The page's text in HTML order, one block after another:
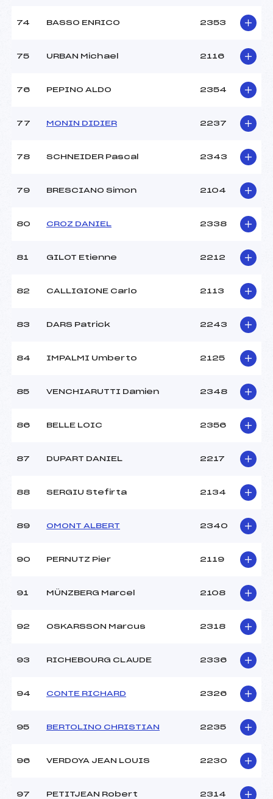
74 BASSO ENRICO 2353
75 URBAN Michael 2116
76 PEPINO ALDO 2354
77 MONIN DIDIER 2237
78 SCHNEIDER Pascal 2343
79 BRESCIANO Simon 2104
80 CROZ DANIEL 2338
81 GILOT Etienne 2212
82 CALLIGIONE Carlo 2113
83 DARS Patrick 2243
84 IMPALMI Umberto 2125
85 VENCHIARUTTI Damien 2348
86 BELLE LOIC 2356
87 DUPART DANIEL 2217
88 SERGIU Stefirta 2134
89 OMONT ALBERT 2340
90 PERNUTZ Pier 2119
91 MÜNZBERG Marcel 2108
92 OSKARSSON Marcus 2318
93 RICHEBOURG CLAUDE 2336
94 CONTE RICHARD 2326
95 BERTOLINO CHRISTIAN 2235
96 VERDOYA JEAN LOUIS 2230
97 PETITJEAN Robert 2314